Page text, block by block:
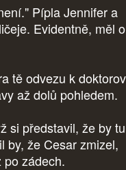
Pípla Jennifer a
Evidentně, měl
tě odvezu k
až dolů pohledem.
si představil, že by tu
by, že Cesar zmizel,
po zádech.